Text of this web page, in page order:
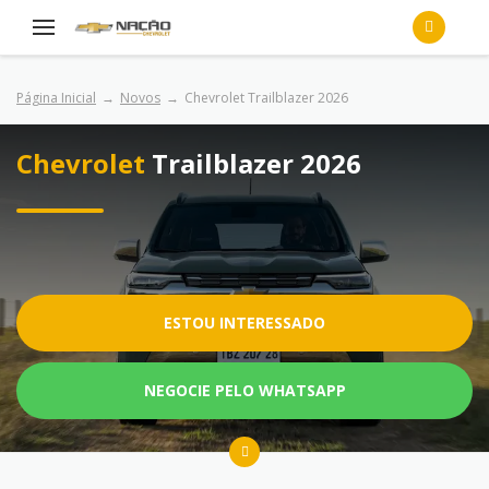
Página Inicial Novos Chevrolet Trailblazer 2026
Chevrolet Trailblazer 2026
ESTOU INTERESSADO
NEGOCIE PELO WHATSAPP